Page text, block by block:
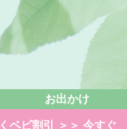
お出かけ
ベビ割引 ＞＞ 今すぐ